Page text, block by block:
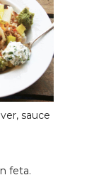
sauce
feta.